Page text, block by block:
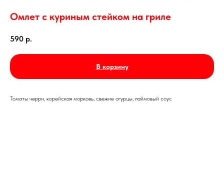
Омлет с куриным стейком на гриле
590 р.
В корзину
Томаты черри, корейская морковь, свежие огурцы, лаймовый соус